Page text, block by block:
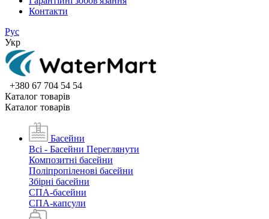
Контакти
Рус
Укр
+380 67 704 54 54
Каталог товарiв
Каталог товарiв
Басейни
Всі - Басейни Переглянути
Композитні басейни
Поліпропіленові басейни
Збірні басейни
СПА-басейни
СПА-капсули